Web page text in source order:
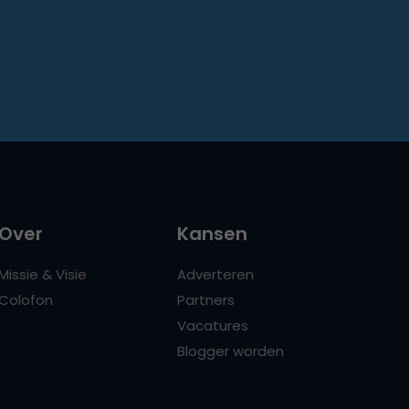
& Visie
Kansen
Adverteren
Partners
Vacatures
Blogger worden